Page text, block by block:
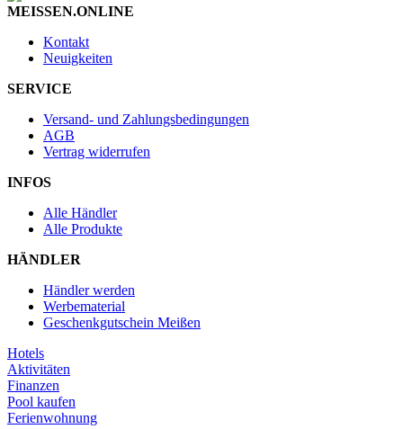
MEISSEN.ONLINE
Kontakt
Neuigkeiten
SERVICE
Versand- und Zahlungsbedingungen
AGB
Vertrag widerrufen
INFOS
Alle Händler
Alle Produkte
HÄNDLER
Händler werden
Werbematerial
Geschenkgutschein Meißen
Hotels
Aktivitäten
Finanzen
Pool kaufen
Ferienwohnung